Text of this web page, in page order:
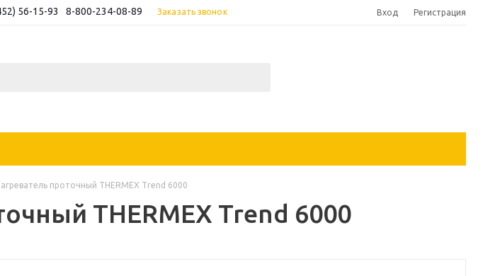
56-15-93 8-800-234-08-89 Заказать звонок Вход Регистрация
проточный ТHERMEX Trend 6000
ТHERMEX Trend 6000